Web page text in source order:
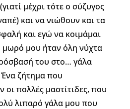
μέχρι τότε ο σύζυγος
και να νιώθουν και τα
και εγώ να κοιμάμαι
μου ήταν όλη νύχτα
του στο… γάλα
ζήτημα που
οι πολλές μαστίτιδες, που
λιπαρό γάλα μου που